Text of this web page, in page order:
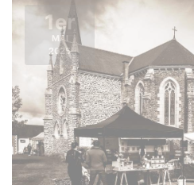
1er
MAI
2025